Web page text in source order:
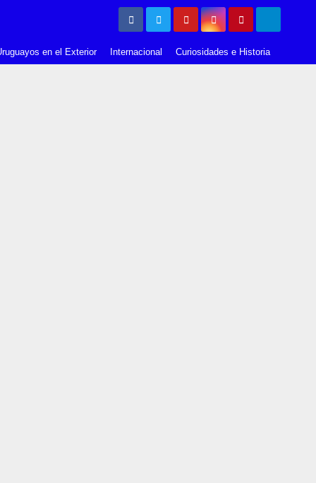
en el Exterior Internacional Curiosidades e Historia